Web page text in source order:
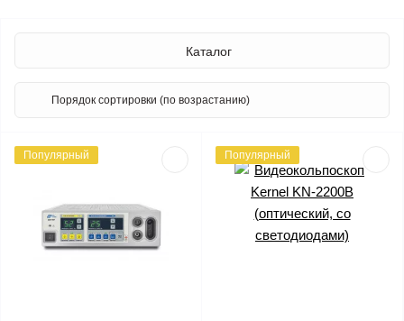
Каталог
Популярный Популярный